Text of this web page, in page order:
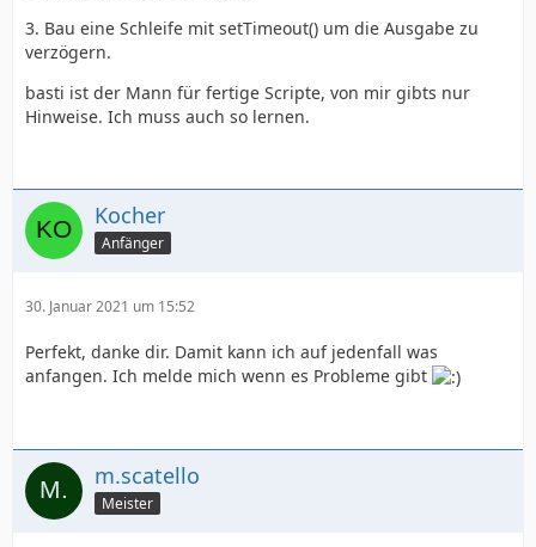
3. Bau eine Schleife mit setTimeout() um die Ausgabe zu
verzögern.
basti ist der Mann für fertige Scripte, von mir gibts nur
Hinweise. Ich muss auch so lernen.
Kocher
Anfänger
30. Januar 2021 um 15:52
Perfekt, danke dir. Damit kann ich auf jedenfall was
anfangen. Ich melde mich wenn es Probleme gibt
m.scatello
Meister